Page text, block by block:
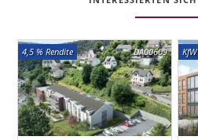
DA00609
4,5 % Rendite